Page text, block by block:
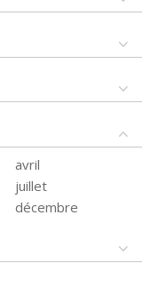
avril
juillet
décembre